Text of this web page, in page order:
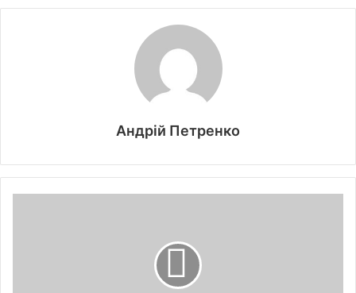
Андрій Петренко